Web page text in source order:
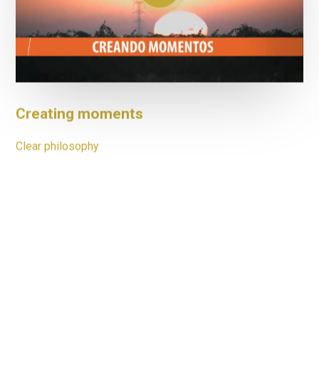
Creating moments
Clear philosophy